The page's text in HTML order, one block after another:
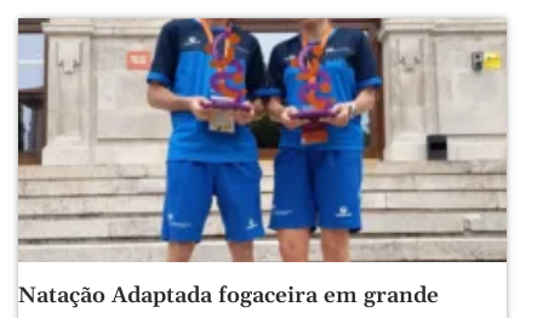
Natação Adaptada fogaceira em grande